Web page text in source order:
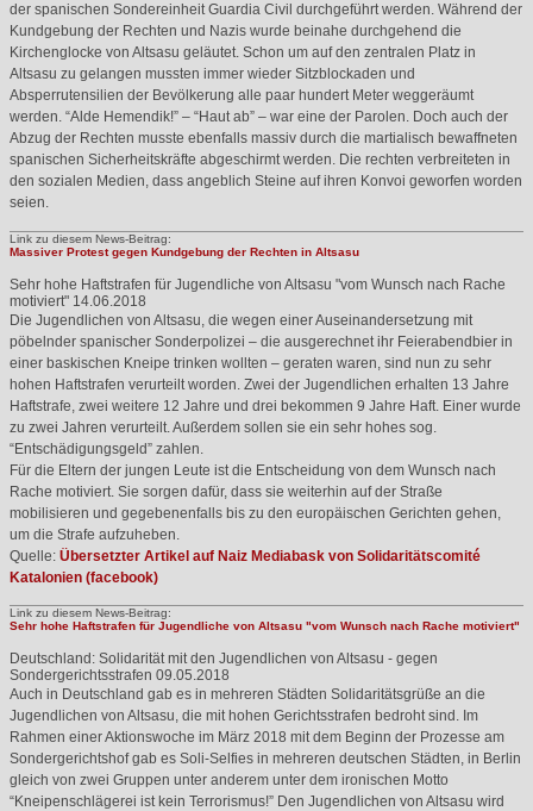
der spanischen Sondereinheit Guardia Civil durchgeführt werden. Während der
Kundgebung der Rechten und Nazis wurde beinahe durchgehend die
Kirchenglocke von Altsasu geläutet. Schon um auf den zentralen Platz in
Altsasu zu gelangen mussten immer wieder Sitzblockaden und
Absperrutensilien der Bevölkerung alle paar hundert Meter weggeräumt
werden. “Alde Hemendik!” – “Haut ab” – war eine der Parolen. Doch auch der
Abzug der Rechten musste ebenfalls massiv durch die martialisch bewaffneten
spanischen Sicherheitskräfte abgeschirmt werden. Die rechten verbreiteten in
den sozialen Medien, dass angeblich Steine auf ihren Konvoi geworfen worden
seien.
Link zu diesem News-Beitrag:
Massiver Protest gegen Kundgebung der Rechten in Altsasu
Sehr hohe Haftstrafen für Jugendliche von Altsasu "vom Wunsch nach Rache
motiviert" 14.06.2018
Die Jugendlichen von Altsasu, die wegen einer Auseinandersetzung mit
pöbelnder spanischer Sonderpolizei – die ausgerechnet ihr Feierabendbier in
einer baskischen Kneipe trinken wollten – geraten waren, sind nun zu sehr
hohen Haftstrafen verurteilt worden. Zwei der Jugendlichen erhalten 13 Jahre
Haftstrafe, zwei weitere 12 Jahre und drei bekommen 9 Jahre Haft. Einer wurde
zu zwei Jahren verurteilt. Außerdem sollen sie ein sehr hohes sog.
“Entschädigungsgeld” zahlen.
Für die Eltern der jungen Leute ist die Entscheidung von dem Wunsch nach
Rache motiviert. Sie sorgen dafür, dass sie weiterhin auf der Straße
mobilisieren und gegebenenfalls bis zu den europäischen Gerichten gehen,
um die Strafe aufzuheben.
Quelle:Übersetzter Artikel auf Naiz Mediabask von Solidaritätscomité
Katalonien (facebook)
Link zu diesem News-Beitrag:
Sehr hohe Haftstrafen für Jugendliche von Altsasu "vom Wunsch nach Rache motiviert"
Deutschland: Solidarität mit den Jugendlichen von Altsasu - gegen
Sondergerichtsstrafen 09.05.2018
Auch in Deutschland gab es in mehreren Städten Solidaritätsgrüße an die
Jugendlichen von Altsasu, die mit hohen Gerichtsstrafen bedroht sind. Im
Rahmen einer Aktionswoche im März 2018 mit dem Beginn der Prozesse am
Sondergerichtshof gab es Soli-Selfies in mehreren deutschen Städten, in Berlin
gleich von zwei Gruppen unter anderem unter dem ironischen Motto
“Kneipenschlägerei ist kein Terrorismus!” Den Jugendlichen von Altsasu wird